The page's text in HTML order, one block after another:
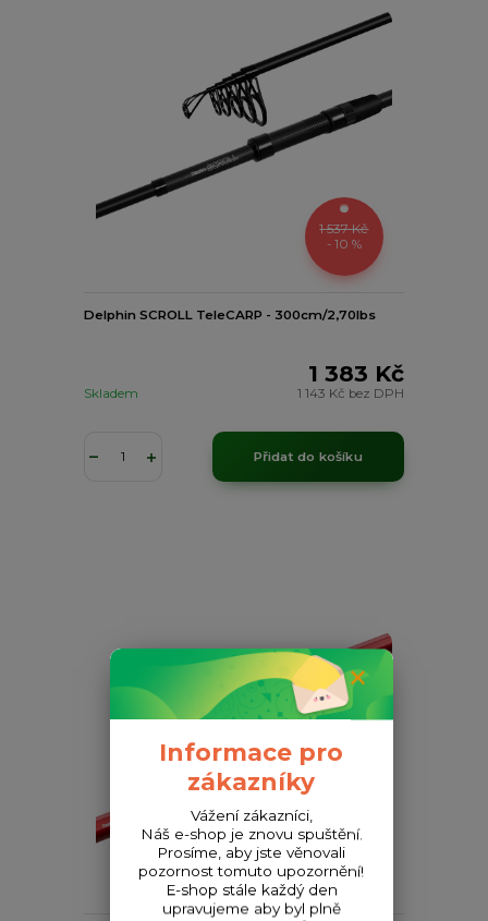
1 537 Kč
- 10 %
Delphin SCROLL TeleCARP - 300cm/2,70lbs
1 383 Kč
1 143 Kč bez DPH
Skladem
Přidat do košíku
620 Kč
- 10 %
Informace pro
zákazníky
Vážení zákazníci,
Náš e-shop je znovu spuštění.
Prosíme, aby jste věnovali
pozornost tomuto upozornění!
E-shop stále každý den
upravujeme aby byl plně